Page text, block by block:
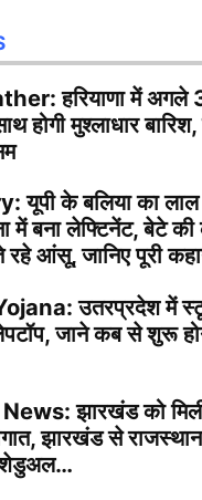
हरियाणा में अगले
होगी मुश्लाधार बारिश,
के बलिया का लाल
में बना लेफ्टिनेंट, बेटे की
आंसू, जानिए पूरी
उतरप्रदेश में
जाने कब से शुरू
झारखंड को
झारखंड से
शेडुअल…